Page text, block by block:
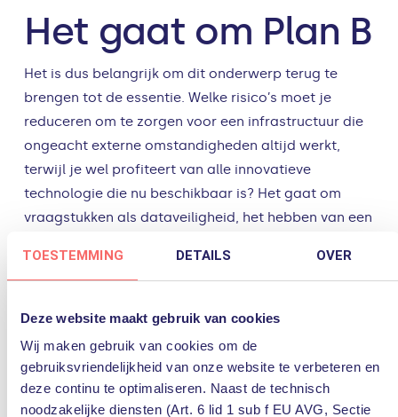
TOESTEMMING DETAILS OVER
Deze website maakt gebruik van cookies
Wij maken gebruik van cookies om de
gebruiksvriendelijkheid van onze website te verbeteren en
deze continu te optimaliseren. Naast de technisch
noodzakelijke diensten (Art. 6 lid 1 sub f EU AVG, Sectie
Het gaat om Plan B
Het is dus belangrijk om dit onderwerp terug te
brengen tot de essentie. Welke risico’s moet je
reduceren om te zorgen voor een infrastructuur die
ongeacht externe omstandigheden altijd werkt,
terwijl je wel profiteert van alle innovatieve
technologie die nu beschikbaar is? Het gaat om
vraagstukken als dataveiligheid, het hebben van een
regievoering.
praktijk dat geavanceerde oplossingen zoals
Microsoft Azure grote voordelen kunnen bieden. Wat
ons betreft is het uitgangspunt dan ook niet: hoe